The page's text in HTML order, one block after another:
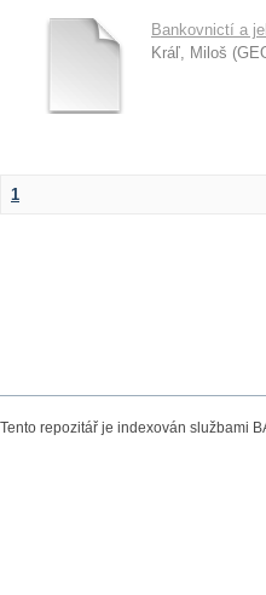
Bankovnictí a
Kráľ, Miloš (
1
Tento repozitář je indexován službami